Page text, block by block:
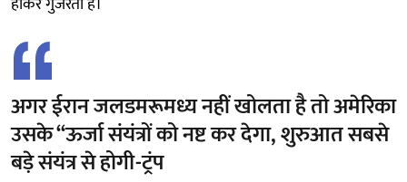
अगर ईरान जलडमरूमध्य नहीं खोलता है तो अमेरिका
उसके ‘‘ऊर्जा संयंत्रों को नष्ट कर देगा, शुरुआत सबसे
बड़े संयंत्र से होगी-ट्रंप